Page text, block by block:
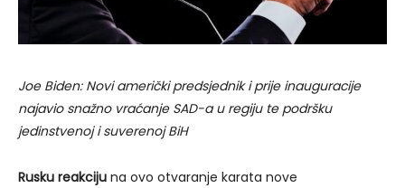
Joe Biden: Novi američki predsjednik i prije inauguracije
najavio snažno vraćanje SAD-a u regiju te podršku
jedinstvenoj i suverenoj BiH
Rusku reakciju na ovo otvaranje karata nove